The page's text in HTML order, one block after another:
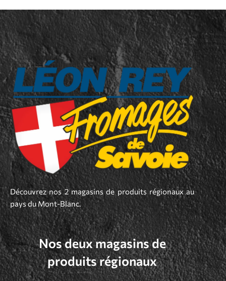
Découvrez nos 2 magasins de produits régionaux au
pays du Mont-Blanc.
Nos deux magasins de
produits régionaux